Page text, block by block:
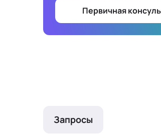
Первичная
Запросы